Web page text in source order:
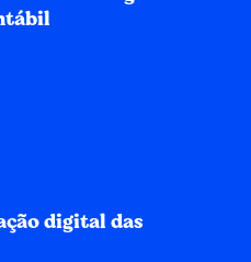
digital das